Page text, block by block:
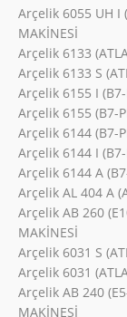
Arçelik 6055 UH I
MAKİNESİ
Arçelik 6133
Arçelik 6133 S
Arçelik 6155 I (B7-
Arçelik 6155 (B7-
Arçelik 6144 (B7-
Arçelik 6144 I (B7-
Arçelik 6144 A
Arçelik AL 404 A
Arçelik AB 260
MAKİNESİ
Arçelik 6031 S
Arçelik 6031
Arçelik AB 240
MAKİNESİ